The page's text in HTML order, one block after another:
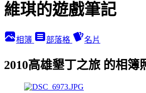
維琪的遊戲筆記
相簿 部落格 名片
2010高雄墾丁之旅 的相簿